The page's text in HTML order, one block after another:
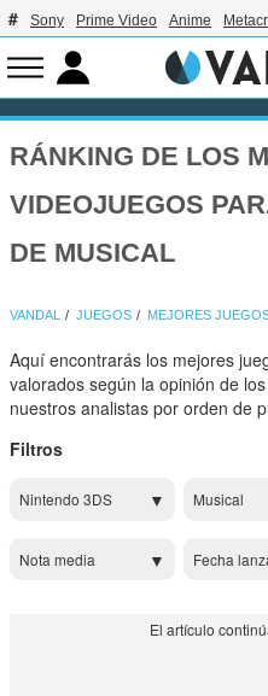
Sony Prime Video Anime
RÁNKING DE LOS
VIDEOJUEGOS
DE MUSICAL
VANDAL JUEGOS MEJORES
Aquí encontrarás los mejores
valorados según la opinión de
nuestros analistas por orden de
Filtros
Nintendo 3DS Musical
Nota media Fecha